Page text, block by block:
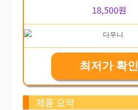
18,500원
최저가 확인
제품 요약